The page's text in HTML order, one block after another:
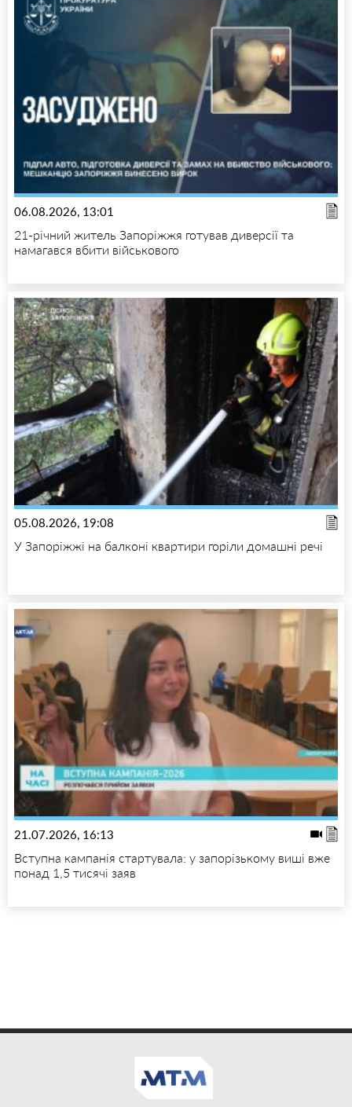
06.08.2026, 13:01
21-річний житель Запоріжжя готував диверсії та
намагався вбити військового
05.08.2026, 19:08
У Запоріжжі на балконі квартири горіли домашні речі
21.07.2026, 16:13
Вступна кампанія стартувала: у запорізькому виші вже
понад 1,5 тисячі заяв